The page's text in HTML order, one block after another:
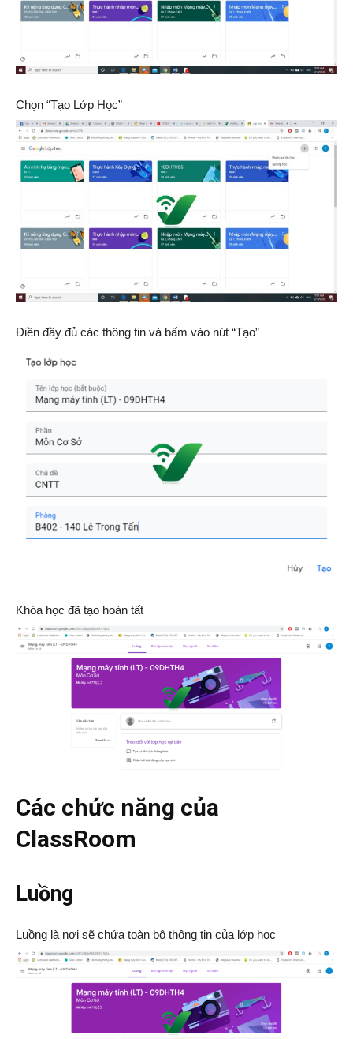
Chọn “Tạo Lớp Học”
Điền đầy đủ các thông tin và bấm vào nút “Tạo”
Khóa học đã tạo hoàn tất
Các chức năng của
ClassRoom
Luồng
Luồng là nơi sẽ chứa toàn bộ thông tin của lớp học